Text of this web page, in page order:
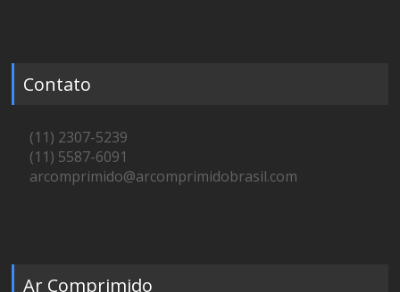
Contato
(11) 2307-5239
(11) 5587-6091
arcomprimido@arcomprimidobrasil.com
Ar Comprimido